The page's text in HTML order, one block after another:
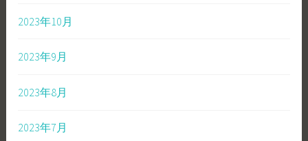
2023年10月
2023年9月
2023年8月
2023年7月